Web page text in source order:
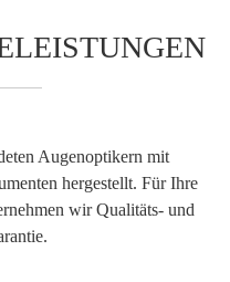
Augenoptikern mit
hergestellt. Für Ihre
wir Qualitäts- und